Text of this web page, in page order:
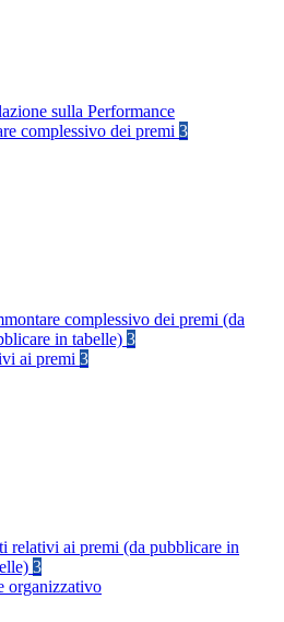
sulla Performance
complessivo dei premi 3
complessivo dei premi (da
in tabelle) 3
ai premi 3
relativi ai premi (da pubblicare in
3
organizzativo